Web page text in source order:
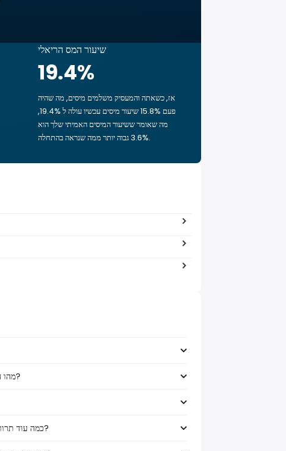
שיעור המס הריאלי
19.4%
אז, כשאתה והמעסיק משלמים מיסים, מה שהיה
פעם 15.8% שיעור מיסים עכשיו עולה ל 19.4%,
מה שאומר ששיעור המיסים האמיתי שלך הוא
3.6% גבוה יותר ממה שנראה בהתחלה.
מהו השכר נטו לאחר מס עבור ₪‏101,000 ‏ משכורת ב ישראל, ישראל?
כמה עוד תרוויחו עם ₪בונוס של 1,000 על משכורת של ₪‏101,000 ‏ ב ישראל?